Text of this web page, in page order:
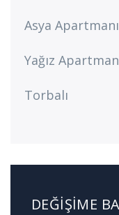
Asya Apartmanı
Yağız
Torbalı
DEĞIŞIME